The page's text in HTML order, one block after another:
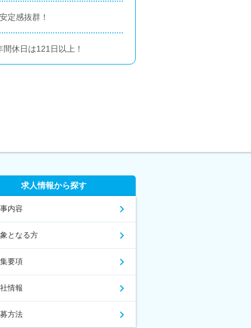
定感抜群！
休日は121日以上！
求人情報から探す
内容
となる方
要項
情報
方法